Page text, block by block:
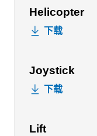
Helicopter
下载
Joystick
下载
Lift